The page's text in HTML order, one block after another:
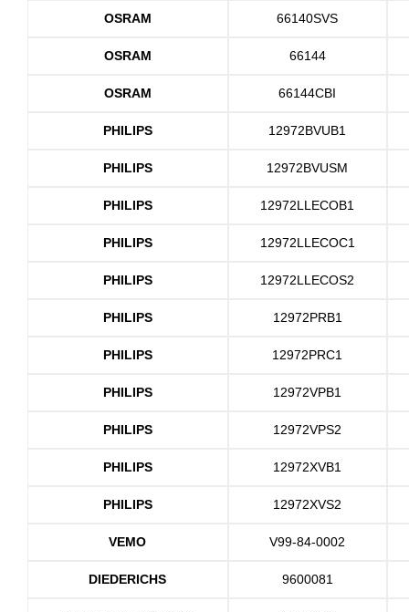
OSRAM 66140SVS
OSRAM 66144
OSRAM 66144CBI
PHILIPS 12972BVUB1
PHILIPS 12972BVUSM
PHILIPS 12972LLECOB1
PHILIPS 12972LLECOC1
PHILIPS 12972LLECOS2
PHILIPS 12972PRB1
PHILIPS 12972PRC1
PHILIPS 12972VPB1
PHILIPS 12972VPS2
PHILIPS 12972XVB1
PHILIPS 12972XVS2
VEMO V99-84-0002
DIEDERICHS 9600081